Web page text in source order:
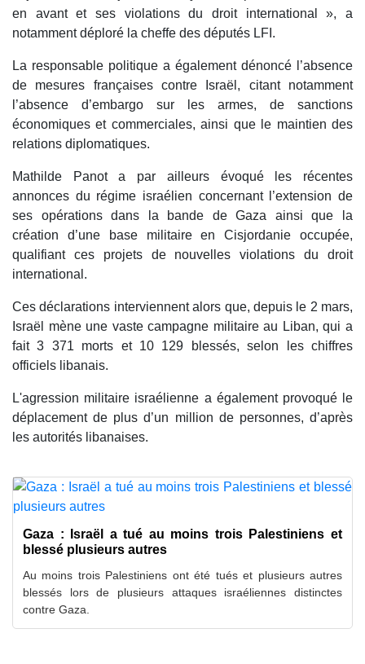
en avant et ses violations du droit international », a
notamment déploré la cheffe des députés LFI.
La responsable politique a également dénoncé l’absence
de mesures françaises contre Israël, citant notamment
l’absence d’embargo sur les armes, de sanctions
économiques et commerciales, ainsi que le maintien des
relations diplomatiques.
Mathilde Panot a par ailleurs évoqué les récentes
annonces du régime israélien concernant l’extension de
ses opérations dans la bande de Gaza ainsi que la
création d’une base militaire en Cisjordanie occupée,
qualifiant ces projets de nouvelles violations du droit
international.
Ces déclarations interviennent alors que, depuis le 2 mars,
Israël mène une vaste campagne militaire au Liban, qui a
fait 3 371 morts et 10 129 blessés, selon les chiffres
officiels libanais.
L'agression militaire israélienne a également provoqué le
déplacement de plus d’un million de personnes, d’après
les autorités libanaises.
Gaza : Israël a tué au moins trois Palestiniens et
blessé plusieurs autres
Au moins trois Palestiniens ont été tués et plusieurs autres
blessés lors de plusieurs attaques israéliennes distinctes
contre Gaza.